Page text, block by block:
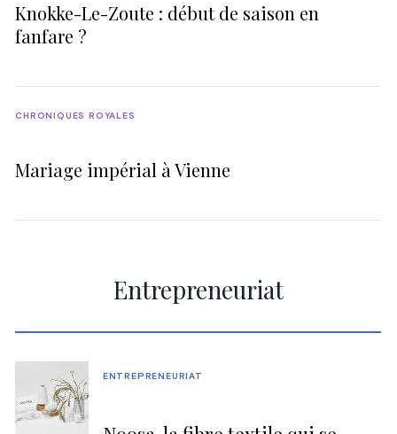
Knokke-Le-Zoute : début de saison en
fanfare ?
Mariage impérial à Vienne
CHRONIQUES ROYALES
Entrepreneuriat
ENTREPRENEURIAT